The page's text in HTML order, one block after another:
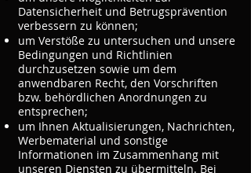
Datensicherheit und Betrugsprävention
verbessern zu können;
um Verstöße zu untersuchen und unsere
Bedingungen und Richtlinien
durchzusetzen sowie um dem
anwendbaren Recht, den Vorschriften
bzw. behördlichen Anordnungen zu
entsprechen;
um Ihnen Aktualisierungen, Nachrichten,
Werbematerial und sonstige
Informationen im Zusammenhang mit
unseren Diensten zu übermitteln. Bei